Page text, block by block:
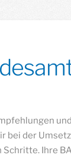
und
bei der
Ihre